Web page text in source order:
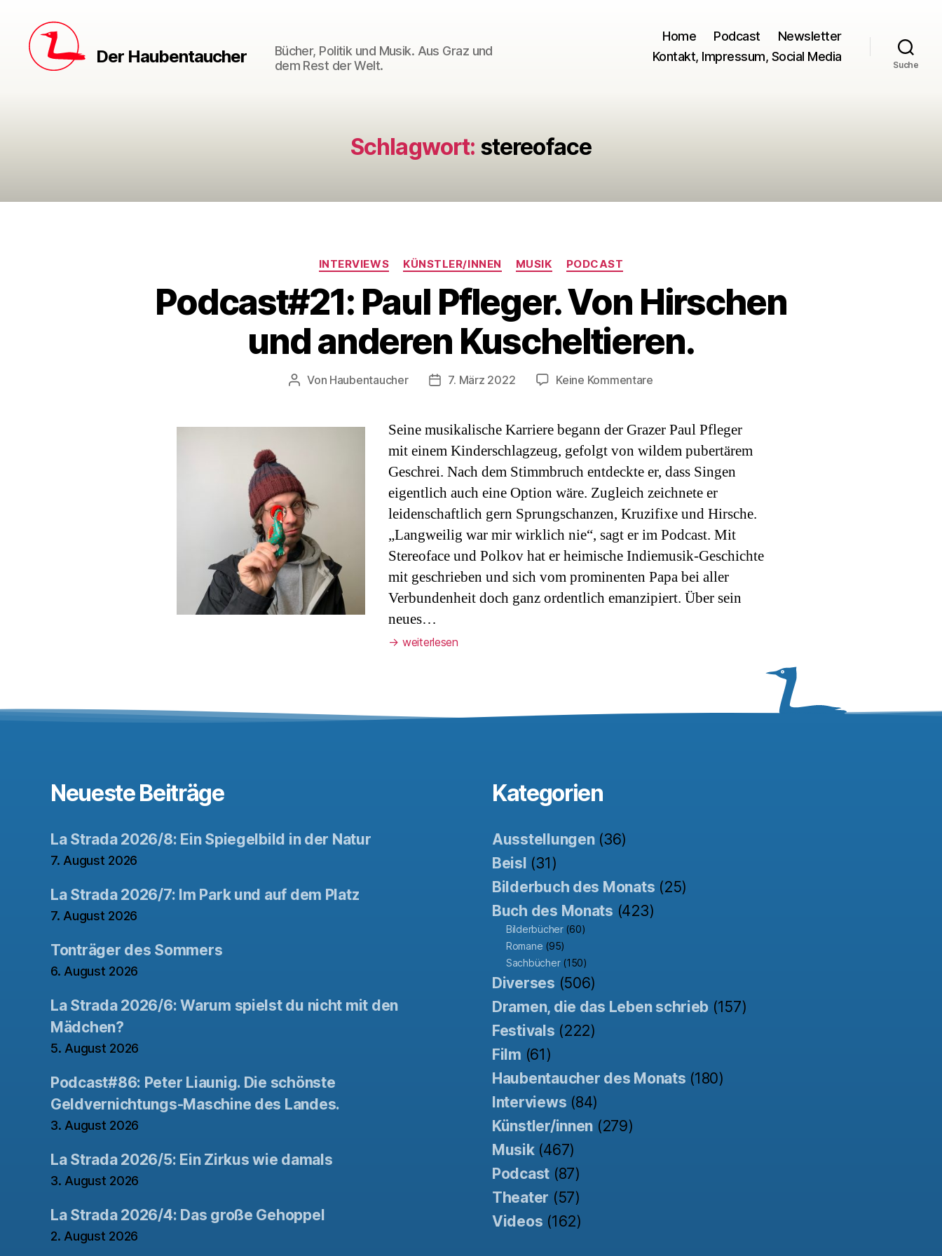
Der Haubentaucher
Bücher, Politik und Musik. Aus Graz und
dem Rest der Welt.
Home Podcast
Newsletter
Kontakt, Impressum, Social Media
Suche
Schlagwort: stereoface
Kategorien
INTERVIEWS KÜNSTLER/INNEN MUSIK PODCAST
Podcast#21: Paul Pfleger. Von Hirschen
und anderen Kuscheltieren.
Beitragsautor
Von Haubentaucher Veröffentlichungsdatum
7. März 2022 Keine Kommentarezu
Pfleger.
Von
Hirschen
und
anderen
Kuscheltieren.
Seine musikalische Karriere begann der Grazer Paul Pfleger
mit einem Kinderschlagzeug, gefolgt von wildem pubertärem
Geschrei. Nach dem Stimmbruch entdeckte er, dass Singen
eigentlich auch eine Option wäre. Zugleich zeichnete er
leidenschaftlich gern Sprungschanzen, Kruzifixe und Hirsche.
„Langweilig war mir wirklich nie“, sagt er im Podcast. Mit
Stereoface und Polkov hat er heimische Indiemusik-Geschichte
mit geschrieben und sich vom prominenten Papa bei aller
Verbundenheit doch ganz ordentlich emanzipiert. Über sein
neues…
→ weiterlesen
Neueste Beiträge
La Strada 2026/8: Ein Spiegelbild in der Natur
7. August 2026
La Strada 2026/7: Im Park und auf dem Platz
7. August 2026
Tonträger des Sommers
6. August 2026
La Strada 2026/6: Warum spielst du nicht mit den
Mädchen?
5. August 2026
Podcast#86: Peter Liaunig. Die schönste
Geldvernichtungs-Maschine des Landes.
3. August 2026
La Strada 2026/5: Ein Zirkus wie damals
3. August 2026
La Strada 2026/4: Das große Gehoppel
2. August 2026
Kategorien
Ausstellungen(36)
Beisl (31)
Bilderbuch des Monats (25)
Buch des Monats (423)
Bilderbücher(60)
Romane (95)
Sachbücher(150)
Diverses (506)
Dramen, die das Leben schrieb (157)
Festivals (222)
Film (61)
Haubentaucher des Monats (180)
Interviews (84)
Künstler/innen (279)
Musik(467)
Podcast (87)
Theater (57)
Videos (162)